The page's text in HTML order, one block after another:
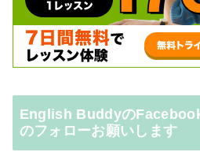
English Buddyの
のフォローお願いします